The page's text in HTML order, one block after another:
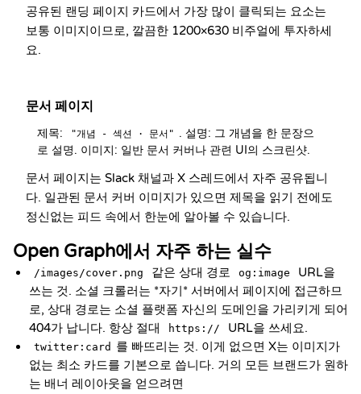
공유된 랜딩 페이지 카드에서 가장 많이 클릭되는 요소는
보통 이미지이므로, 깔끔한 1200×630 비주얼에 투자하세
요.
문서 페이지
제목: "개념 - 섹션 · 문서" . 설명: 그 개념을 한 문장으
로 설명. 이미지: 일반 문서 커버나 관련 UI의 스크린샷.
문서 페이지는 Slack 채널과 X 스레드에서 자주 공유됩니
다. 일관된 문서 커버 이미지가 있으면 제목을 읽기 전에도
정신없는 피드 속에서 한눈에 알아볼 수 있습니다.
Open Graph에서 자주 하는 실수
/images/cover.png 같은 상대 경로 og:image
URL을
쓰는 것. 소셜 크롤러는 *자기* 서버에서 페이지에 접근하므
로, 상대 경로는 소셜 플랫폼 자신의 도메인을 가리키게 되어
404가 납니다. 항상 절대
https:// URL을 쓰세요.
twitter:card 를 빠뜨리는 것. 이게 없으면 X는 이미지가
없는 최소 카드를 기본으로 씁니다. 거의 모든 브랜드가 원하
는 배너 레이아웃을 얻으려면